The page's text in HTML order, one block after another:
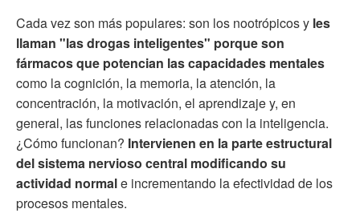
Cada vez son más populares: son los nootrópicos y les
llaman "las drogas inteligentes" porqueson
fármacos que potencian las capacidades mentales
como la cognición, la memoria, la atención, la
concentración, la motivación, el aprendizaje y, en
general, las funciones relacionadas con la inteligencia.
¿Cómo funcionan? Intervienen en la parte estructural
del sistema nervioso central modificando su
actividad normale incrementando la efectividad de los
procesos mentales.